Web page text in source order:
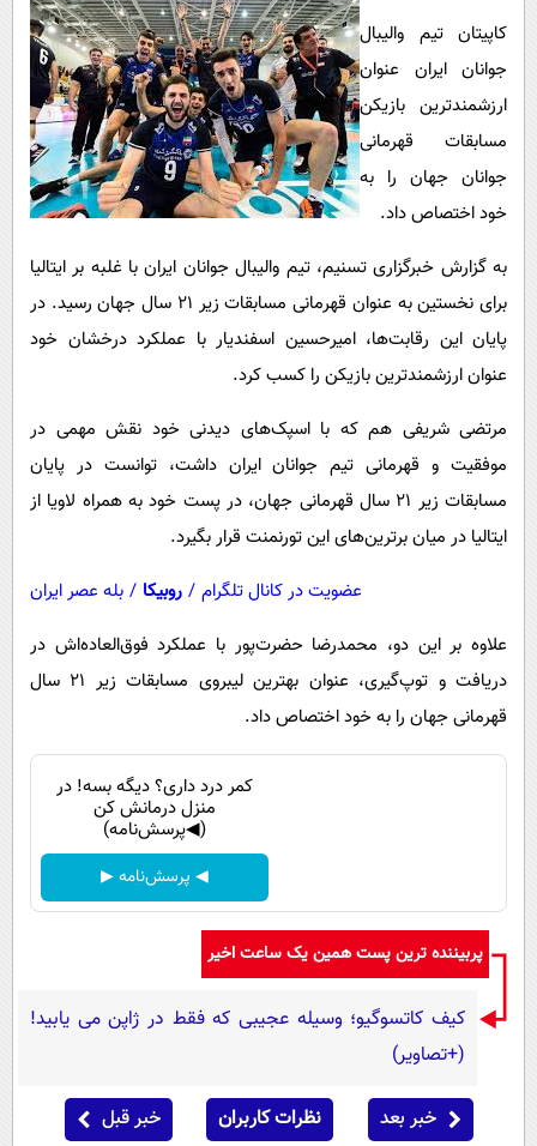
سرگرمی
فناوری
گوناگون
حوادث
محیط زیست
فرهنگی
اجتماعی
سیاست خارجی
پیامک
روانشناسی
آشپزی
دانلود
کاپیتان تیم والیبال
جوانان ایران عنوان
ارزشمندترین بازیکن
مسابقات قهرمانی
جوانان جهان را به
خود اختصاص داد.
به گزارش خبرگزاری تسنیم، تیم والیبال جوانان ایران با غلبه بر ایتالیا
برای نخستین به عنوان قهرمانی مسابقات زیر 21 سال جهان رسید. در
پایان این رقابت‌‌ها،‌ امیرحسین اسفندیار با عملکرد درخشان خود
عنوان ارزشمندترین بازیکن را کسب کرد.
مرتضی شریفی هم که با اسپک‌های دیدنی خود نقش مهمی در
موفقیت و قهرمانی تیم جوانان ایران داشت، توانست در پایان
مسابقات زیر 21 سال قهرمانی جهان، در پست خود به همراه لاویا از
ایتالیا در میان برترین‌های این تورنمنت قرار بگیرد.
عضویت در کانال تلگرام / روبیکا / بله عصر ایران
علاوه بر این دو، محمدرضا حضرت‌پور با عملکرد فوق‌العاده‌‌اش در
دریافت و توپ‌گیری، عنوان بهترین لیبروی مسابقات زیر 21 سال
قهرمانی جهان را به خود اختصاص داد.
کمر درد داری؟ دیگه بسه! در
منزل درمانش کن
(◀پرسش‌نامه)
◀ پرسش‌نامه ▶
پربیننده ترین پست همین یک ساعت اخیر
کیف کاتسوگیو؛ وسیله عجیبی که فقط در ژاپن می یابید!
(+تصاویر)
خبر بعد نظرات کاربران خبر قبل